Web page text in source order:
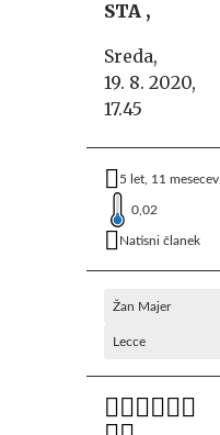
STA ,
Sreda,
19. 8. 2020,
17.45
5 let, 11 mesecev
0,02
Natisni članek
Žan Majer
Lecce